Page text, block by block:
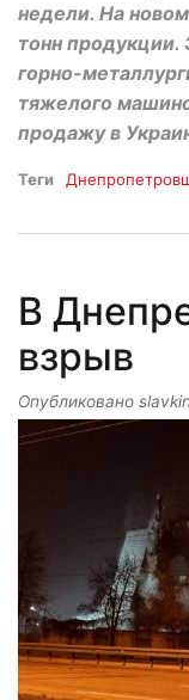
недели. На
тонн
горно-
тяжелого
продажу в
Теги
В
взрыв
Опубликовано slavkin